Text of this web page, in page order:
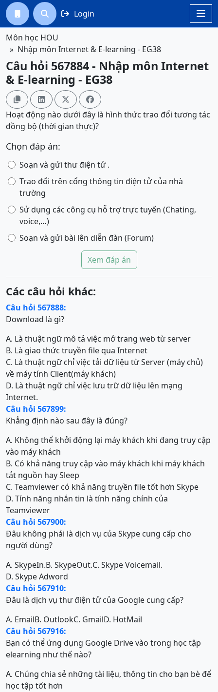

  Login
Môn học HOU
Nhập môn Internet & E-learning - EG38
Câu hỏi 567884 - Nhập môn Internet
& E-learning - EG38
   
Hoạt động nào dưới đây là hình thức trao đổi tương tác
đồng bộ (thời gian thực)?
Chọn đáp án:
Soạn và gửi thư điện tử .
Trao đổi trên cổng thông tin điện tử của nhà
trường
Sử dụng các công cụ hỗ trợ trực tuyến (Chating,
voice,…)
Soạn và gửi bài lên diễn đàn (Forum)
Xem đáp án
Các câu hỏi khác:
Câu hỏi 567888:
Download là gì?
A. Là thuật ngữ mô tả việc mở trang web từ server
B. Là giao thức truyền file qua Internet
C. Là thuật ngữ chỉ việc tải dữ liệu từ Server (máy chủ)
về máy tính Client(máy khách)
D. Là thuật ngữ chỉ việc lưu trữ dữ liệu lên mạng
Internet.
Câu hỏi 567899:
Khẳng định nào sau đây là đúng?
A. Không thể khởi động lại máy khách khi đang truy cập
vào máy khách
B. Có khả năng truy cập vào máy khách khi máy khách
tắt nguồn hay Sleep
C. Teamviewer có khả năng truyền file tốt hơn Skype
D. Tính năng nhắn tin là tính năng chính của
Teamviewer
Câu hỏi 567900:
Đâu không phải là dịch vụ của Skype cung cấp cho
người dùng?
A. SkypeIn.B. SkypeOut.C. Skype Voicemail.
D. Skype Adword
Câu hỏi 567910:
Đâu là dịch vụ thư điện tử của Google cung cấp?
A. EmailB. OutlookC. GmailD. HotMail
Câu hỏi 567916:
Bạn có thể ứng dụng Google Drive vào trong học tập
elearning như thế nào?
A. Chúng chia sẻ những tài liệu, thông tin cho bạn bè để
học tập tốt hơn